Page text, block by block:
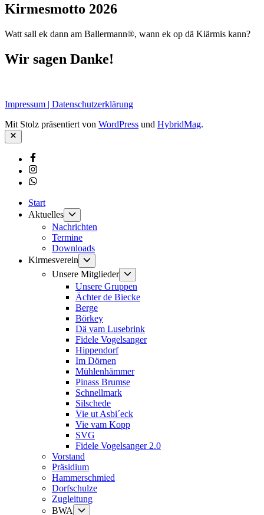
Kirmesmotto 2026
Watt sall ek dann am Ballermann®, wann ek op dä Kiärmis kann?
Wir sagen Danke!
Impressum | Datenschutzerklärung
Mit Stolz präsentiert von WordPress und HybridMag.
Schließen
Facebook
Instagram
Whatsapp
Start
Aktuelles
anzeigen
Nachrichten
Termine
Downloads
Kirmesverein
Untermenü
anzeigen
Unsere Mitglieder
anzeigen
Unsere Gruppen
Ächter de Biecke
Berge
Börkey
Dä vam Lusebrink
Fidele Vogelsanger
Hippendorf
Im Dörnen
Mühlenhämmer
Pinass Brumse
Schnellmark
Silschede
Vie ut Asbi´eck
Vie vam Kopp
SVG
Fidele Vogelsanger 2.0
Vorstand
Präsidium
Hammerschmied
Dorfschulze
Zugleitung
BWA